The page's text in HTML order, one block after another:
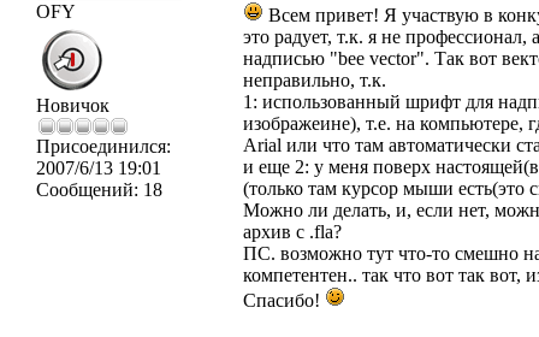
OFY
Новичок
Присоединился:
2007/6/13 19:01
Сообщений: 18
Всем привет! Я участвую в
это радует, т.к. я не
надписью "bee vector". Так вот
неправильно, т.к.
1: использованный шрифт для
изображеине), т.е. на компьютере,
Arial или что там автоматически
и еще 2: у меня поверх
(только там курсор мыши есть(это
Можно ли делать, и, если нет,
архив с .fla?
ПС. возможно тут что-то смешно
компетентен.. так что вот так вот,
Спасибо!